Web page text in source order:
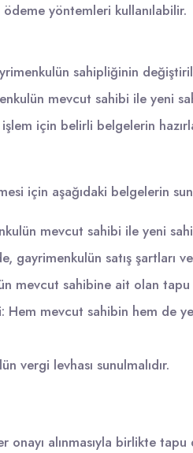
yöntemleri kullanılabilir.
sahipliğinin
mevcut sahibi ile yeni
için belirli belgelerin
için aşağıdaki belgelerin
mevcut sahibi ile yeni
gayrimenkulün satış şartları
mevcut sahibine ait olan tapu
Hem mevcut sahibin hem de
vergi levhası sunulmalıdır.
onayı alınmasıyla birlikte